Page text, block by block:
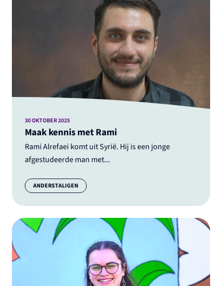
Maak kennis met Rami
Rami Alrefaei komt uit Syrië. Hij is een jonge
afgestudeerde man met...
30 OKTOBER 2025
Categorie:
ANDERSTALIGEN